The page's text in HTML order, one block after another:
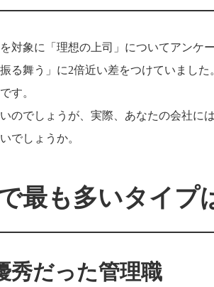
対象に「理想の上司」についてアンケ
る舞う」に2倍近い差をつけていまし
す。
のでしょうが、実際、あなたの会社に
でしょうか。
最も多いタイプ
秀だった管理職